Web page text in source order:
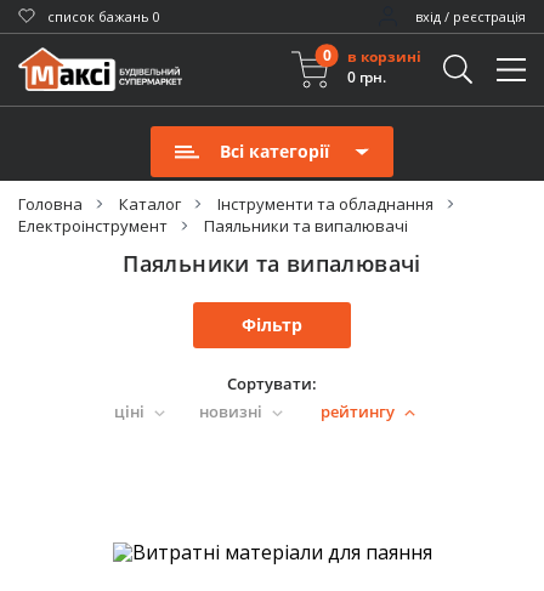
cписок бажань 0 вхід / реєстрація
0
в корзині
0 грн.
Всі категорії
Головна Каталог
Інструменти та обладнання
Електроінструмент
Паяльники та випалювачі
Паяльники та випалювачі
Фільтр
Сортувати:
ціні
новизні рейтингу